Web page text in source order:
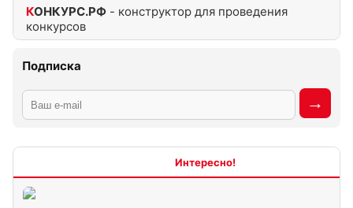
КОНКУРС.РФ - конструктор для проведения
конкурсов
Подписка